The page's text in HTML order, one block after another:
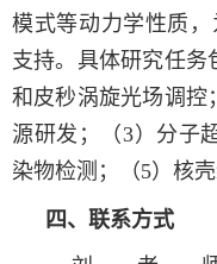
模式等动力学性质
支持。具体研究任务
和皮秒涡旋光场调控
源研发；（3）分子
染物检测；（5）核
四、联系方式